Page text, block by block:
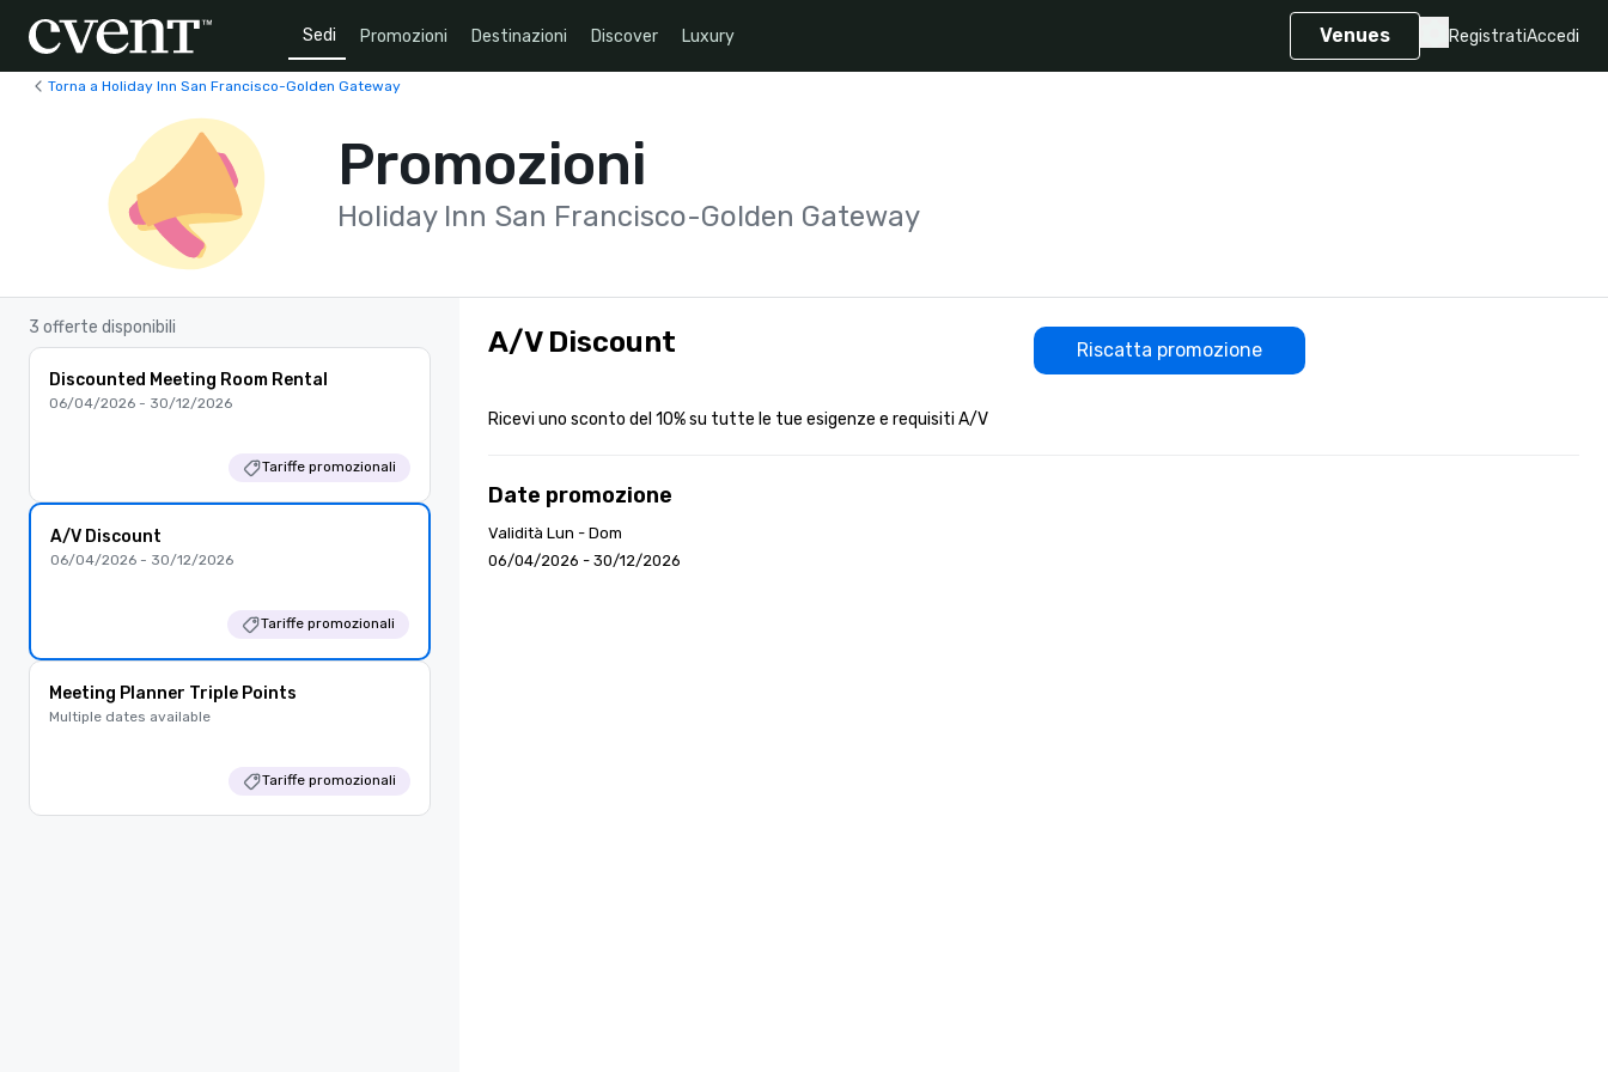
Sedi Promozioni Destinazioni Discover Luxury Venues RegistratiAccedi
Torna a Holiday Inn San Francisco-Golden Gateway
Promozioni
Holiday Inn San Francisco-Golden Gateway
3 offerte disponibili
Discounted Meeting Room Rental
06/04/2026 - 30/12/2026
Tariffe promozionali
A/V Discount
06/04/2026 - 30/12/2026
Tariffe promozionali
Meeting Planner Triple Points
Multiple dates available
Tariffe promozionali
A/V Discount Riscatta promozione
Ricevi uno sconto del 10% su tutte le tue esigenze e requisiti A/V
Date promozione
Validità Lun - Dom
06/04/2026 - 30/12/2026